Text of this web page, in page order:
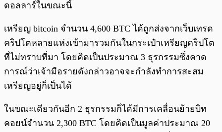
ดอลลาร์ในขณะนี้
เหรียญ bitcoin จำนวน 4,600 BTC ได้ถูกส่งจากเว็บเทรด
คริปโตหลายแห่งเข้ามารวมกันในกระเป๋าเหรียญคริปโต
ที่ไม่ทราบที่มา โดยคิดเป็นประมาณ 3 ธุรกรรมซึ่งคาด
การณ์ว่าเจ้ามือรายดังกล่าวอาจจะกำลังทำการสะสม
เหรียญอยู่ก็เป็นได้
ในขณะเดียวกันอีก 2 ธุรกรรมก็ได้มีการเคลื่อนย้ายบิท
คอยน์จำนวน 2,300 BTC โดยคิดเป็นมูลค่าประมาณ 20